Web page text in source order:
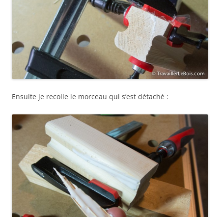
Ensuite je recolle le morceau qui s’est détaché :